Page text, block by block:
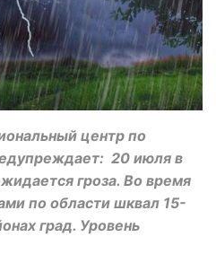
центр по
20 июля в
гроза. Во время
по области шквал 15-
град. Уровень